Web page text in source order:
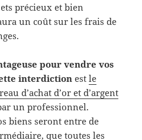
précieux et bien
un coût sur les frais de
pour vendre vos
interdiction estle
d’achat d’or et d’argent
un professionnel.
biens seront entre de
que toutes les